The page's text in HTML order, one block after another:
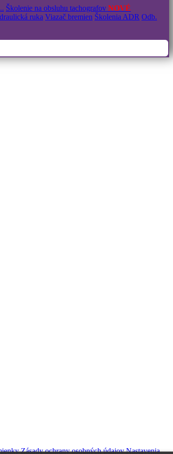
Školenie na obsluhu tachografov NOVÉ
ruka Viazač bremien Školenia ADR Odb.
Zásady ochrany osobných údajov Nastavenia